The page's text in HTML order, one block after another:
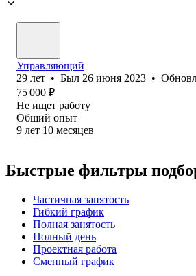
Управляющий
29 лет • Был 26 июня 2023 •
75 000 ₽
Не ищет работу
Общий опыт
9 лет 10 месяцев
Быстрые фильтры
Частичная занятость
Гибкий график
Полная занятость
Полный день
Проектная работа
Сменный график